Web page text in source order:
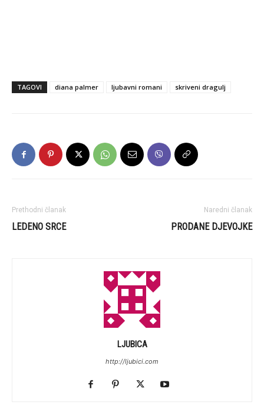
TAGOVI diana palmer ljubavni romani skriveni dragulj
Prethodni članak
LEDENO SRCE
Naredni članak
PRODANE DJEVOJKE
LJUBICA
http://ljubici.com